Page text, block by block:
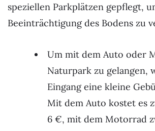
speziellen Parkplätzen gepflegt,
Beeinträchtigung des Bodens zu
Um mit dem Auto oder
Naturpark zu gelangen,
Eingang eine kleine
Mit dem Auto kostet es
6 €, mit dem Motorrad